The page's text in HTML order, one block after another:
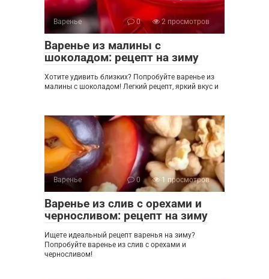
Варенье 0 2 просмотров
Варенье из малины с
шоколадом: рецепт на зиму
Хотите удивить близких? Попробуйте варенье из
малины с шоколадом! Легкий рецепт, яркий вкус и
Варенье 0 1 просмотров
Варенье из слив с орехами и
черносливом: рецепт на зиму
Ищете идеальный рецепт варенья на зиму?
Попробуйте варенье из слив с орехами и
черносливом!